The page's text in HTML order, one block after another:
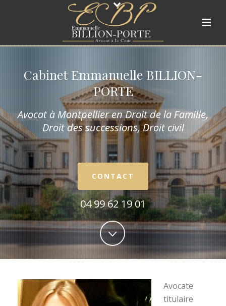
Cabinet Emmanuelle BILLION-
PORTE
Avocat à Montpellier en Droit de la Famille,
Droit des successions, Droit civil
CONTACT
04 99 62 19 01
Avocate
titulaire